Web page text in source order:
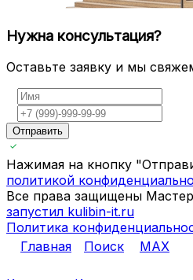
Нужна консультация?
Оставьте заявку и мы
Отправить
Нажимая на кнопку
политикой
Все права защищены
запустил kulibin-it.ru
Политика
Главная
Поиск MAX